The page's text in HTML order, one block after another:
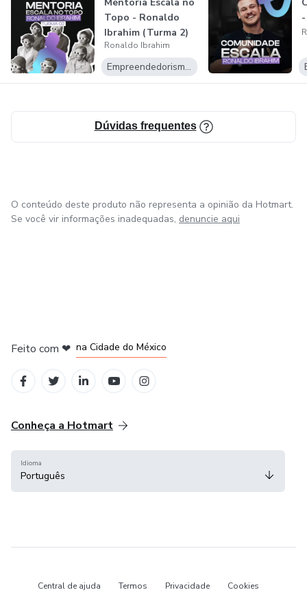
Topo - Ronaldo
Ibrahim (Turma 2)
Ronaldo Ibrahim
Empreendedorismo Digital
Dúvidas frequentes
O conteúdo deste produto não representa a opinião da Hotmart.
Se você vir informações inadequadas, denuncie aqui
Feito com ❤ na Cidade do México
Conheça a Hotmart
Idioma
Português
Central de ajuda Termos Privacidade Cookies